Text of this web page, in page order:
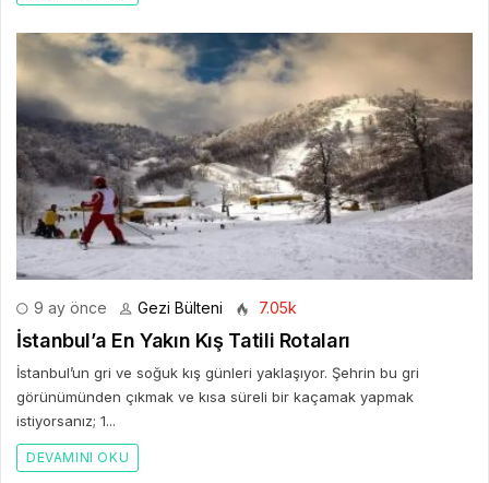
9 ay önce Gezi Bülteni 7.05k
İstanbul’a En Yakın Kış Tatili Rotaları
İstanbul’un gri ve soğuk kış günleri yaklaşıyor. Şehrin bu gri
görünümünden çıkmak ve kısa süreli bir kaçamak yapmak
istiyorsanız; 1...
DEVAMINI OKU